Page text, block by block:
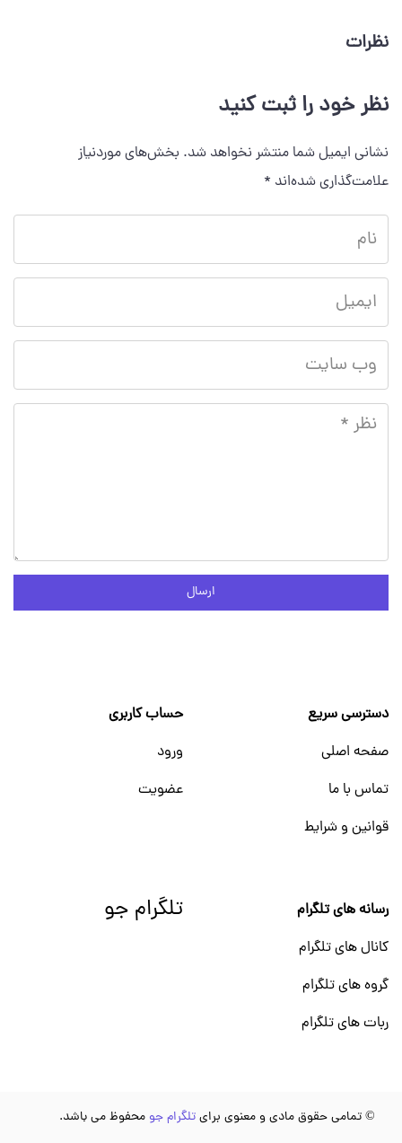
نظرات
نظر خود را ثبت کنید
نشانی ایمیل شما منتشر نخواهد شد. بخش‌های موردنیاز
علامت‌گذاری شده‌اند *
ارسال
دسترسی سریع
صفحه اصلی
تماس با ما
قوانین و شرایط
حساب کاربری
ورود
عضویت
رسانه های تلگرام
کانال های تلگرام
گروه های تلگرام
ربات های تلگرام
تلگرام جو
© تمامی حقوق مادی و معنوی برایتلگرام جو محفوظ می باشد.